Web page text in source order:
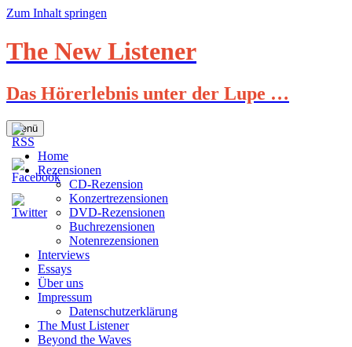
Zum Inhalt springen
The New Listener
Das Hörerlebnis unter der Lupe …
Menü
Home
Rezensionen
CD-Rezension
Konzertrezensionen
DVD-Rezensionen
Buchrezensionen
Notenrezensionen
Interviews
Essays
Über uns
Impressum
Datenschutzerklärung
The Must Listener
Beyond the Waves